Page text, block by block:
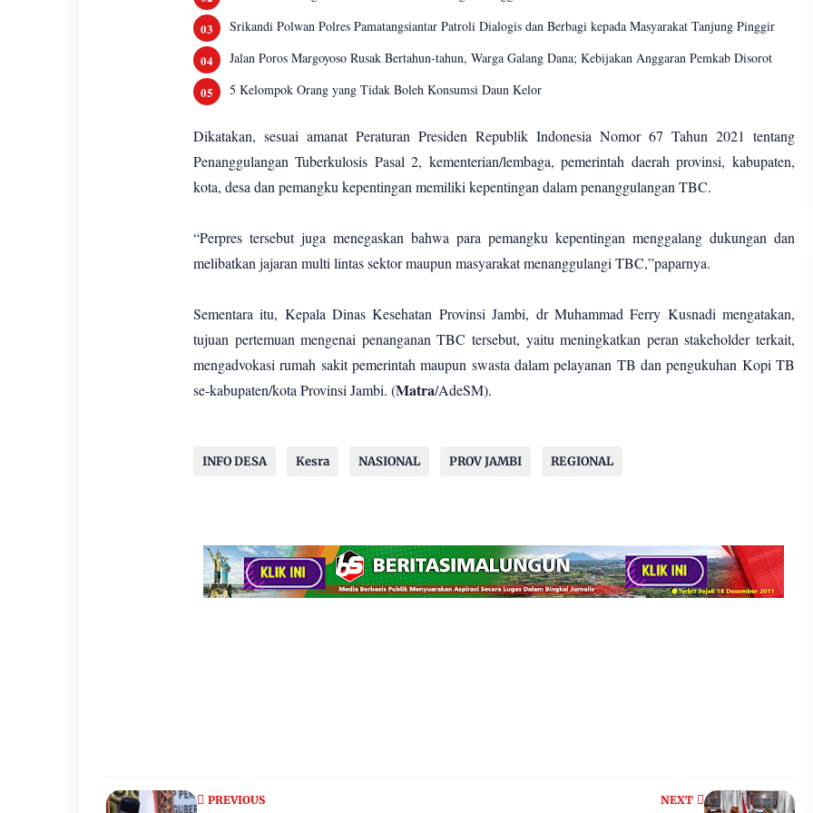
Srikandi Polwan Polres Pamatangsiantar Patroli Dialogis dan Berbagi kepada Masyarakat Tanjung Pinggir
Jalan Poros Margoyoso Rusak Bertahun-tahun, Warga Galang Dana; Kebijakan Anggaran Pemkab Disorot
5 Kelompok Orang yang Tidak Boleh Konsumsi Daun Kelor
Dikatakan, sesuai amanat Peraturan Presiden Republik Indonesia Nomor 67 Tahun 2021 tentang
Penanggulangan Tuberkulosis Pasal 2, kementerian/lembaga, pemerintah daerah provinsi, kabupaten,
kota, desa dan pemangku kepentingan memiliki kepentingan dalam penanggulangan TBC.
“Perpres tersebut juga menegaskan bahwa para pemangku kepentingan menggalang dukungan dan
melibatkan jajaran multi lintas sektor maupun masyarakat menanggulangi TBC,”paparnya.
Sementara itu, Kepala Dinas Kesehatan Provinsi Jambi, dr Muhammad Ferry Kusnadi mengatakan,
tujuan pertemuan mengenai penanganan TBC tersebut, yaitu meningkatkan peran stakeholder terkait,
mengadvokasi rumah sakit pemerintah maupun swasta dalam pelayanan TB dan pengukuhan Kopi TB
se-kabupaten/kota Provinsi Jambi. (Matra/AdeSM).
INFO DESA Kesra NASIONAL PROV JAMBI REGIONAL
NEXT
PREVIOUS